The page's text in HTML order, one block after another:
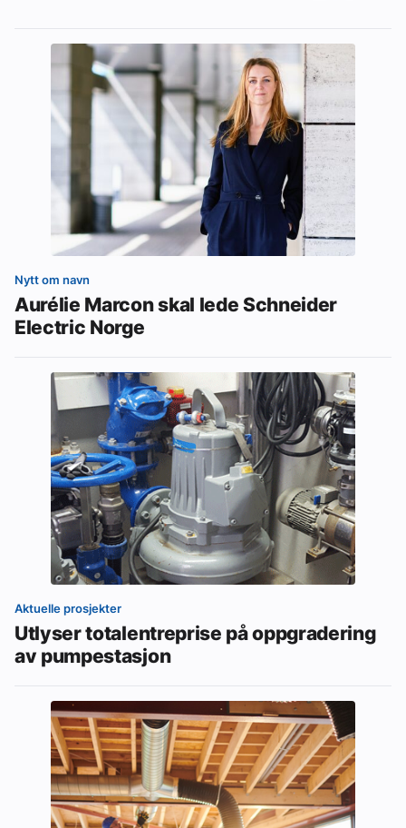
Nytt om navn
Aurélie Marcon skal lede Schneider
Electric Norge
Aktuelle prosjekter
Utlyser totalentreprise på oppgradering
av pumpestasjon